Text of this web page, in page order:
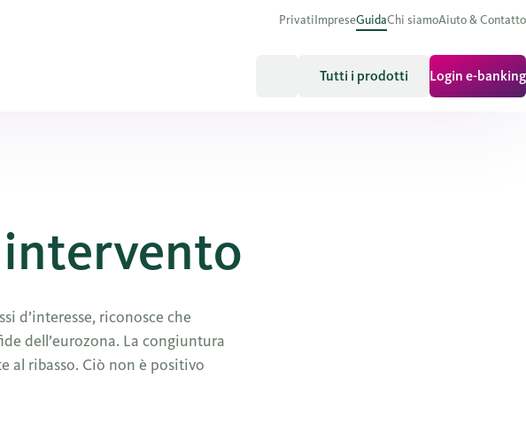
PrivatiImpreseGuidaChi siamoAiuto & Contatto
Tutti i prodotti Login e-banking
intervento
d’interesse, riconosce che
dell’eurozona. La congiuntura
al ribasso. Ciò non è positivo